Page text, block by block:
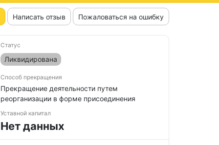
Написать отзыв Пожаловаться на ошибку
Статус
Ликвидирована
Способ прекращения
Прекращение деятельности путем
реорганизации в форме присоединения
Уставной капитал
Нет данных